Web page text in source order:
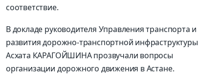
соответствие.
В докладе руководителя Управления транспорта и
развития дорожно-транспортной инфраструктуры
Асхата КАРАГОЙШИНА прозвучали вопросы
организации дорожного движения в Астане.